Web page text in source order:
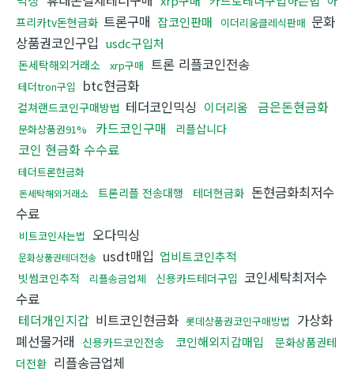
프리카tv돈현금화 트론구매 잡코인판매 이더리움클레식판매 문화
상품권코인구입 usdc구입처
돈세탁해외거래소 xrp구매 트론 리플코인전송
테더tron구입 btc현금화
컬쳐랜드코인구매방법 테더코인믹싱 이더리움 금은돈현금화
문화상품권91% 카드코인구매 리플삽니다
코인 현금화 수수료
테더트론현금화
돈세탁해외거래소 트론리플 전송대행 테더현금화 돈현금화최저수
수료
비트코인사는법 오다믹싱
문화상품권테더전송 usdt매입 업비트코인추적
빗썸코인추적 리플송금업체 신용카드테더구입 코인세탁최저수
수료
테더개인지갑 비트코인현금화 롯데상품권코인구매방법
가상화
폐선물거래 신용카드코인전송 코인해외지갑매입
문화상품권테
더전환 리플송금업체